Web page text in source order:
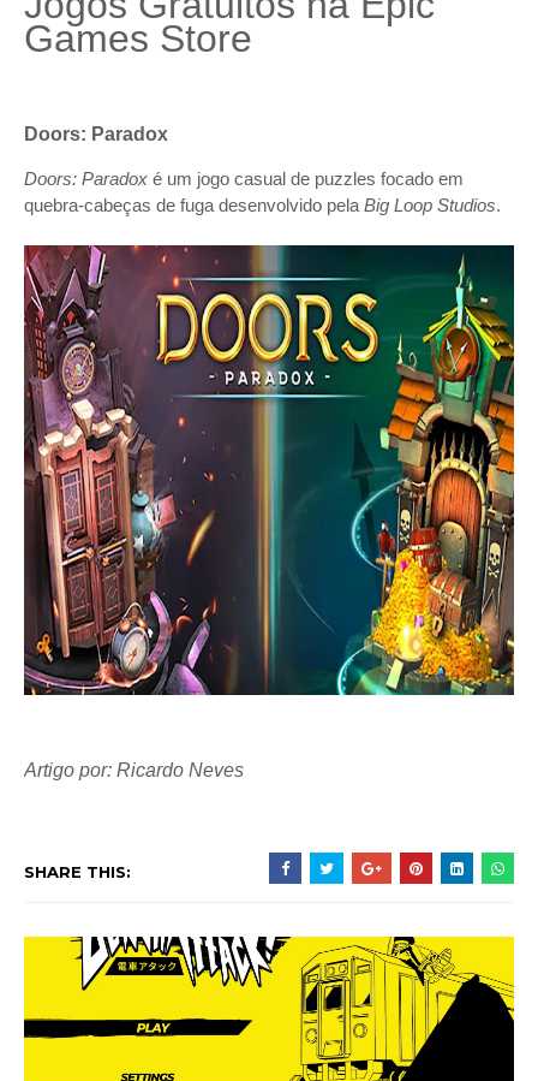
Games Store
Doors: Paradox
Doors: Paradox é um jogo casual de puzzles focado em
quebra-cabeças de fuga desenvolvido pela Big Loop Studios.
Artigo por: Ricardo Neves
SHARE THIS: